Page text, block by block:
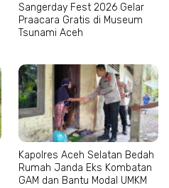
Sangerday Fest 2026 Gelar
Praacara Gratis di Museum
Tsunami Aceh
Kapolres Aceh Selatan Bedah
Rumah Janda Eks Kombatan
GAM dan Bantu Modal UMKM